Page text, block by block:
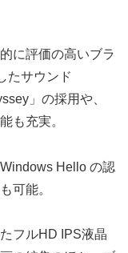
に評価の高いブラ
たサウンド
」の採用や、
も充実。
Hello の認
可能。
フルHD IPS液晶